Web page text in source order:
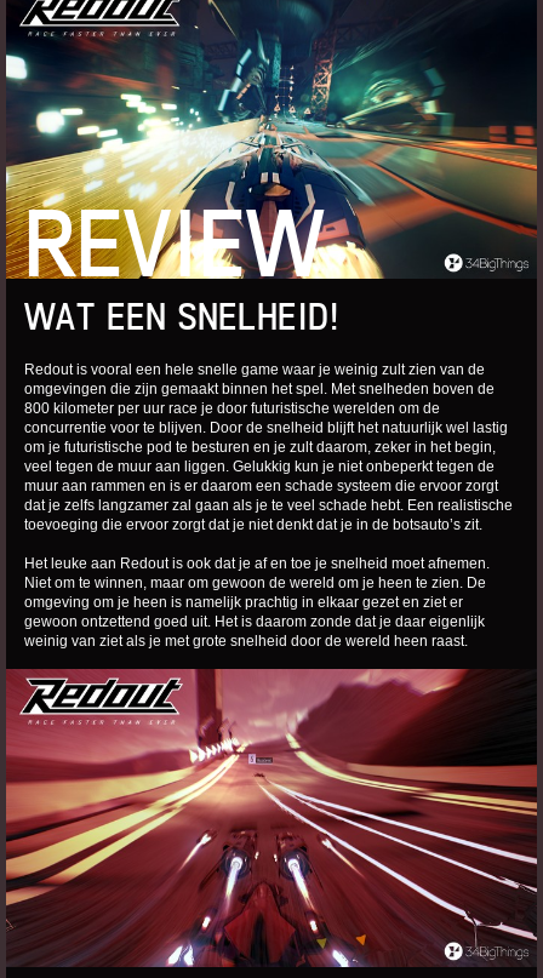
REVIEW
WAT EEN SNELHEID!
Redout is vooral een hele snelle game waar je weinig zult zien van de
omgevingen die zijn gemaakt binnen het spel. Met snelheden boven de
800 kilometer per uur race je door futuristische werelden om de
concurrentie voor te blijven. Door de snelheid blijft het natuurlijk wel lastig
om je futuristische pod te besturen en je zult daarom, zeker in het begin,
veel tegen de muur aan liggen. Gelukkig kun je niet onbeperkt tegen de
muur aan rammen en is er daarom een schade systeem die ervoor zorgt
dat je zelfs langzamer zal gaan als je te veel schade hebt. Een realistische
toevoeging die ervoor zorgt dat je niet denkt dat je in de botsauto’s zit.
Het leuke aan Redout is ook dat je af en toe je snelheid moet afnemen.
Niet om te winnen, maar om gewoon de wereld om je heen te zien. De
omgeving om je heen is namelijk prachtig in elkaar gezet en ziet er
gewoon ontzettend goed uit. Het is daarom zonde dat je daar eigenlijk
weinig van ziet als je met grote snelheid door de wereld heen raast.